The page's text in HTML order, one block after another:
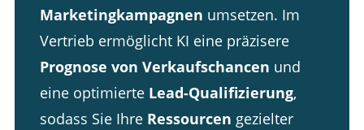
Marketingkampagnen umsetzen. Im
Vertrieb ermöglicht KI eine präzisere
Prognose von Verkaufschancen und
eine optimierte Lead-Qualifizierung,
sodass Sie Ihre Ressourcen gezielter